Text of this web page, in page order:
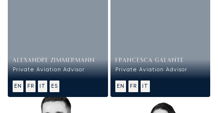
ALEXANDRE ZIMMERMANN
Private Aviation Advisor
EN FR IT ES
FRANCESCA GALANTE
Private Aviation Advisor
EN FR IT